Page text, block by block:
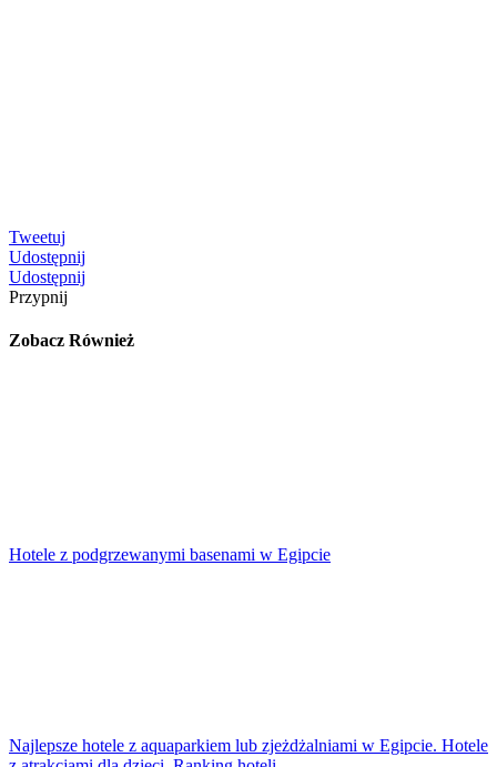
Tweetuj
Udostępnij
Udostępnij
Przypnij
Zobacz Również
Hotele z podgrzewanymi basenami w Egipcie
Najlepsze hotele z aquaparkiem lub zjeżdżalniami w Egipcie. Hotele